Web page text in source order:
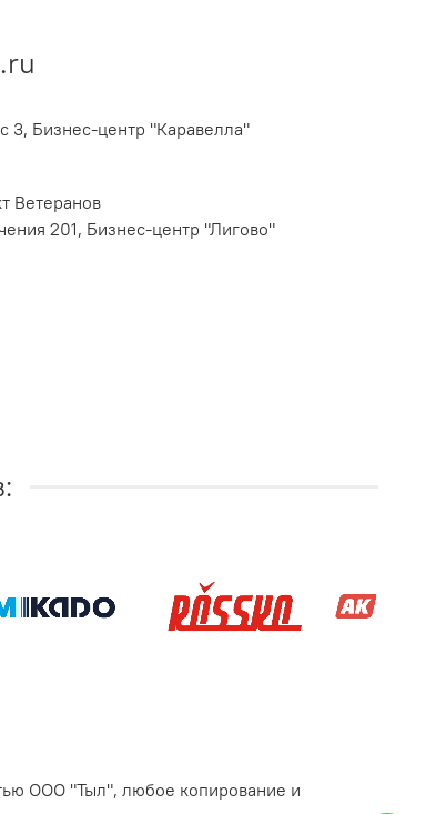
3, Бизнес-центр "Каравелла"
Ветеранов
201, Бизнес-центр "Лигово"
ООО "Тыл", любое копирование и